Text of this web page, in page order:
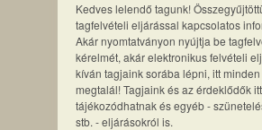
Kedves lelendő tagunk!
tagfelvételi eljárással kapcsolatos
Akár nyomtatványon nyújtja be
kérelmét, akár elektronikus felvételi
kíván tagjaink sorába lépni, itt
megtalál! Tagjaink és az érdeklődők itt
tájékozódhatnak és egyéb -
stb. - eljárásokról is.